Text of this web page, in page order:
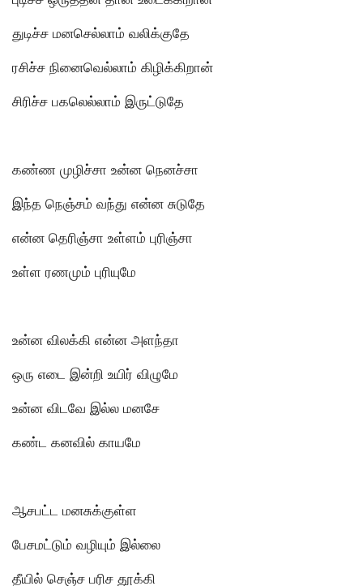
துடிச்ச மனசெல்லாம் வலிக்குதே
ரசிச்ச நினைவெல்லாம் கிழிக்கிறான்
சிரிச்ச பகலெல்லாம் இருட்டுதே
கண்ண முழிச்சா உன்ன நெனச்சா
இந்த நெஞ்சம் வந்து என்ன சுடுதே
என்ன தெரிஞ்சா உள்ளம் புரிஞ்சா
உள்ள ரணமும் புரியுமே
உன்ன விலக்கி என்ன அளந்தா
ஒரு எடை இன்றி உயிர் விழுமே
உன்ன விடவே இல்ல மனசே
கண்ட கனவில் காயமே
ஆசபட்ட மனசுக்குள்ள
பேசமட்டும் வழியும் இல்லை
தீயில் செஞ்ச பரிச தூக்கி